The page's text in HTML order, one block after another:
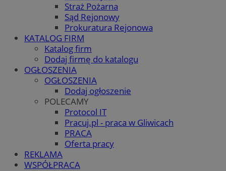
Straż Pożarna
Sąd Rejonowy
Prokuratura Rejonowa
KATALOG FIRM
Katalog firm
Dodaj firmę do katalogu
OGŁOSZENIA
OGŁOSZENIA
Dodaj ogłoszenie
POLECAMY
Protocol IT
Pracuj.pl - praca w Gliwicach
PRACA
Oferta pracy
REKLAMA
WSPÓŁPRACA